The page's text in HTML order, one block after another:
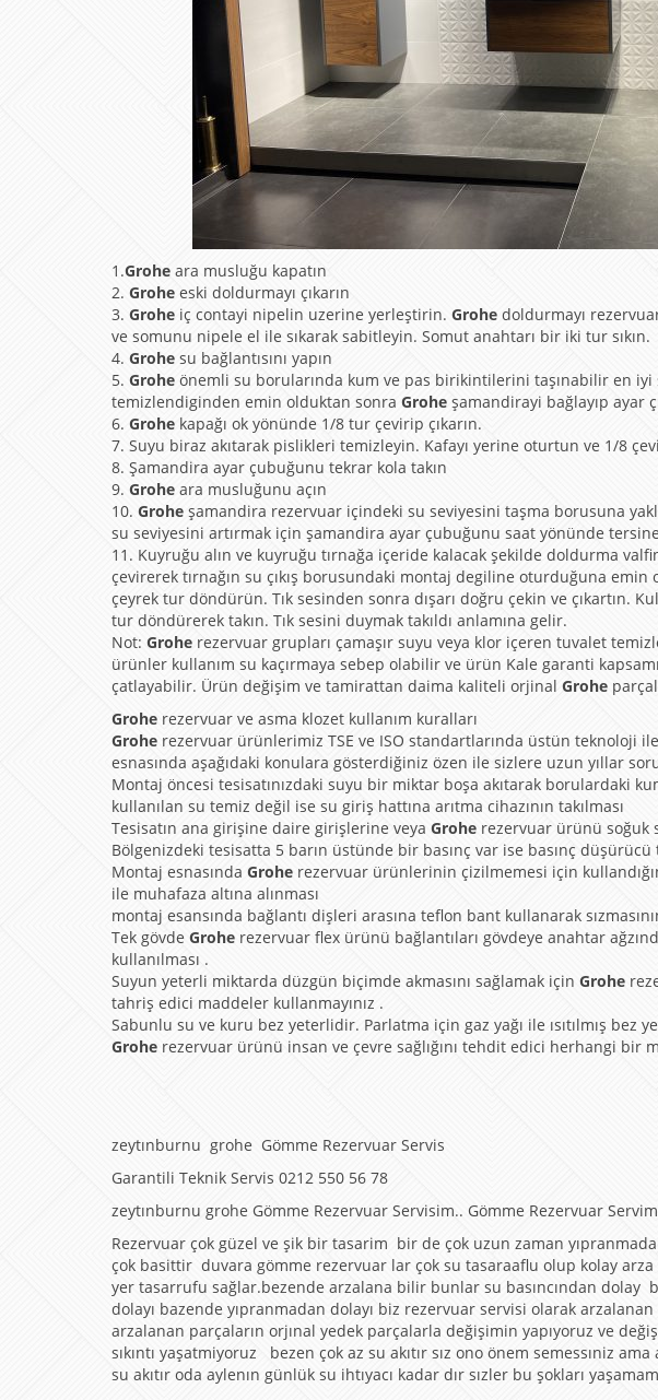
1.Grohe ara musluğu kapatın
2. Grohe eski doldurmayı çıkarın
3. Grohe iç contayi nipelin uzerine yerleştirin. Grohe doldurmayı
ve somunu nipele el ile sıkarak sabitleyin. Somut anahtarı bir iki tur sıkın.
4. Grohe su bağlantısını yapın
5. Grohe önemli su borularında kum ve pas birikintilerini taşınabilir en iyi
temizlendiginden emin olduktan sonra Grohe şamandirayi bağlayıp ayar
6. Grohe kapağı ok yönünde 1/8 tur çevirip çıkarın.
7. Suyu biraz akıtarak pislikleri temizleyin. Kafayı yerine oturtun ve 1/8
8. Şamandira ayar çubuğunu tekrar kola takın
9. Grohe ara musluğunu açın
10. Grohe şamandira rezervuar içindeki su seviyesini taşma borusuna
su seviyesini artırmak için şamandira ayar çubuğunu saat yönünde
11. Kuyruğu alın ve kuyruğu tırnağa içeride kalacak şekilde doldurma
çevirerek tırnağın su çıkış borusundaki montaj degiline oturduğuna
çeyrek tur döndürün. Tık sesinden sonra dışarı doğru çekin ve çıkartın.
tur döndürerek takın. Tık sesini duymak takıldı anlamına gelir.
Not: Grohe rezervuar grupları çamaşır suyu veya klor içeren tuvalet
ürünler kullanım su kaçırmaya sebep olabilir ve ürün Kale garanti kapsamı
çatlayabilir. Ürün değişim ve tamirattan daima kaliteli orjinal Grohe
Grohe rezervuar ve asma klozet kullanım kuralları
Grohe rezervuar ürünlerimiz TSE ve ISO standartlarında üstün teknoloji
esnasında aşağıdaki konulara gösterdiğiniz özen ile sizlere uzun yıllar
Montaj öncesi tesisatınızdaki suyu bir miktar boşa akıtarak borulardaki
kullanılan su temiz değil ise su giriş hattına arıtma cihazının takılması
Tesisatın ana girişine daire girişlerine veya Grohe rezervuar ürünü soğuk
Bölgenizdeki tesisatta 5 barın üstünde bir basınç var ise basınç düşürücü
Montaj esnasında Grohe rezervuar ürünlerinin çizilmemesi için
ile muhafaza altına alınması
montaj esansında bağlantı dişleri arasına teflon bant kullanarak
Tek gövde Grohe rezervuar flex ürünü bağlantıları gövdeye anahtar
kullanılması .
Suyun yeterli miktarda düzgün biçimde akmasını sağlamak için Grohe
tahriş edici maddeler kullanmayınız .
Sabunlu su ve kuru bez yeterlidir. Parlatma için gaz yağı ile ısıtılmış bez
Grohe rezervuar ürünü insan ve çevre sağlığını tehdit edici herhangi bir
zeytınburnu grohe Gömme Rezervuar Servis
Garantili Teknik Servis 0212 550 56 78
zeytınburnu grohe Gömme Rezervuar Servisim.. Gömme Rezervuar Servim
Rezervuar çok güzel ve şik bir tasarim bir de çok uzun zaman
çok basittir duvara gömme rezervuar lar çok su tasaraaflu olup kolay
yer tasarrufu sağlar.bezende arzalana bilir bunlar su basıncından dolay
dolayı bazende yıpranmadan dolayı biz rezervuar servisi olarak arzalanan
arzalanan parçaların orjınal yedek parçalarla değişimin yapıyoruz ve
sıkıntı yaşatmiyoruz bezen çok az su akıtır sız ono önem semessıniz
su akıtır oda aylenın günlük su ihtıyacı kadar dır sızler bu şokları